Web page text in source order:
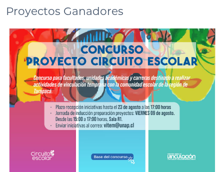
Proyectos Ganadores